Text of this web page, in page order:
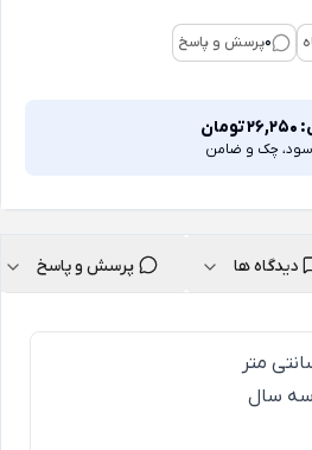
0پرسش و پاسخ
26,250تومان
دیدگاه ها پرسش و پاسخ
سه سال